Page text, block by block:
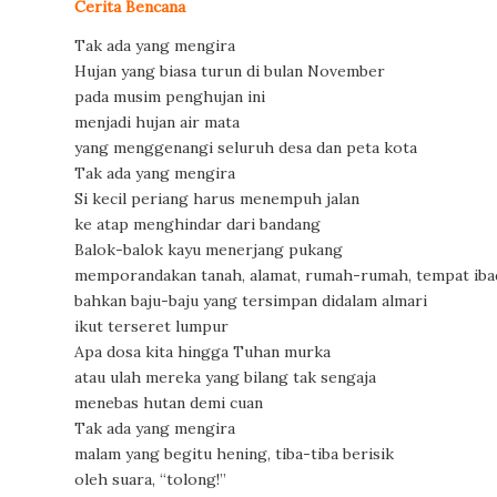
Cerita Bencana
Tak ada yang mengira
Hujan yang biasa turun di bulan November
pada musim penghujan ini
menjadi hujan air mata
yang menggenangi seluruh desa dan peta kota
Tak ada yang mengira
Si kecil periang harus menempuh jalan
ke atap menghindar dari bandang
Balok-balok kayu menerjang pukang
memporandakan tanah, alamat, rumah-rumah, tempat
bahkan baju-baju yang tersimpan didalam almari
ikut terseret lumpur
Apa dosa kita hingga Tuhan murka
atau ulah mereka yang bilang tak sengaja
menebas hutan demi cuan
Tak ada yang mengira
malam yang begitu hening, tiba-tiba berisik
oleh suara, “tolong!”